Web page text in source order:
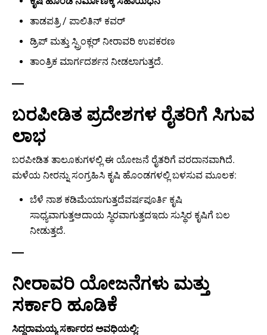
ತಾಡಪತ್ರಿ / ಪಾಲಿತಿನ್ ಕವರ್
ಡ್ರಿಪ್ ಮತ್ತು ಸ್ಪ್ರಿಂಕ್ಲರ್ ನೀರಾವರಿ ಉಪಕರಣ
ತಾಂತ್ರಿಕ ಮಾರ್ಗದರ್ಶನ ನೀಡಲಾಗುತ್ತದೆ.
ಬರಪೀಡಿತ ಪ್ರದೇಶಗಳ ರೈತರಿಗೆ ಸಿಗುವ
ಲಾಭ
ಬರಪೀಡಿತ ತಾಲೂಕುಗಳಲ್ಲಿ ಈ ಯೋಜನೆ ರೈತರಿಗೆ ವರದಾನವಾಗಿದೆ.
ಮಳೆಯ ನೀರನ್ನು ಸಂಗ್ರಹಿಸಿ ಕೃಷಿ ಹೊಂಡಗಳಲ್ಲಿ ಬಳಸುವ ಮೂಲಕ:
ಬೆಳೆ ನಾಶ ಕಡಿಮೆಯಾಗುತ್ತದೆವರ್ಷಪೂರ್ತಿ ಕೃಷಿ
ಸಾಧ್ಯವಾಗುತ್ತಆದಾಯ ಸ್ಥಿರವಾಗುತ್ತದಇದು ಸುಸ್ಥಿರ ಕೃಷಿಗೆ ಬಲ
ನೀಡುತ್ತದೆ.
ನೀರಾವರಿ ಯೋಜನೆಗಳು ಮತ್ತು
ಸರ್ಕಾರಿ ಹೂಡಿಕೆ
ಸಿದ್ದರಾಮಯ್ಯ ಸರ್ಕಾರದ ಅವಧಿಯಲ್ಲಿ: